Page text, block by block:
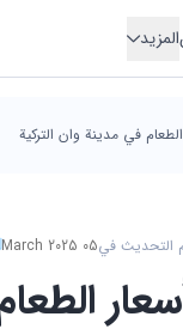
المزيد
في مدينة وان التركية
التحديث في05 March 2025